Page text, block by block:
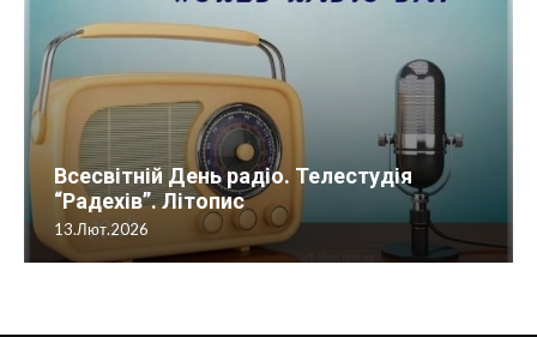
Всесвітній День радіо. Телестудія
“Радехів”. Літопис
13.Лют.2026